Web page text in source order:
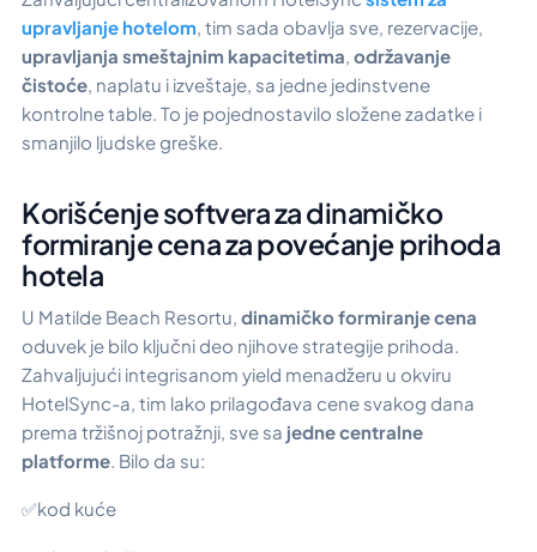
upravljanje hotelom , tim sada obavlja sve, rezervacije,
upravljanja smeštajnim kapacitetima održavanje
čistoće , naplatu i izveštaje, sa jedne jedinstvene
kontrolne table. To je pojednostavilo složene zadatke i
smanjilo ljudske greške.
Korišćenje softvera za dinamičko
formiranje cena za povećanje prihoda
hotela
U Matilde Beach Resortu, dinamičko formiranje cena
oduvek je bilo ključni deo njihove strategije prihoda.
Zahvaljujući integrisanom yield menadžeru u okviru
HotelSync-a, tim lako prilagođava cene svakog dana
prema tržišnoj potražnji, sve sa jedne centralne
platforme . Bilo da su:
✅kod kuće